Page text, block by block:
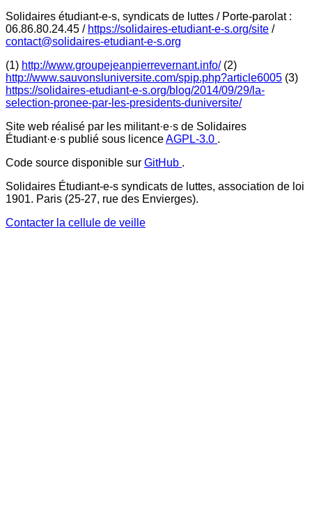
Solidaires étudiant-e-s, syndicats de luttes / Porte-parolat :
06.86.80.24.45 / https://solidaires-etudiant-e-s.org/site /
contact@solidaires-etudiant-e-s.org
(1) http://www.groupejeanpierrevernant.info/(2)
http://www.sauvonsluniversite.com/spip.php?article6005 (3)
https://solidaires-etudiant-e-s.org/blog/2014/09/29/la-
selection-pronee-par-les-presidents-duniversite/
Site web réalisé par les militant·e·s de Solidaires
Étudiant·e·s publié sous licenceAGPL-3.0 .
Code source disponible sur GitHub .
Solidaires Étudiant-e-s syndicats de luttes, association de loi
1901. Paris (25-27, rue des Envierges).
Contacter la cellule de veille